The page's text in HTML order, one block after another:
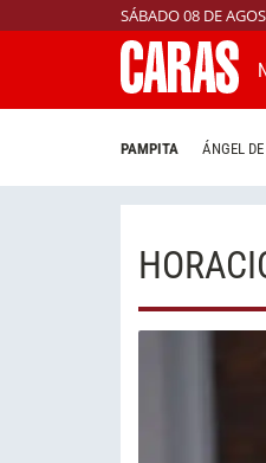
SÁBADO 08 DE
PAMPITA ÁNGEL